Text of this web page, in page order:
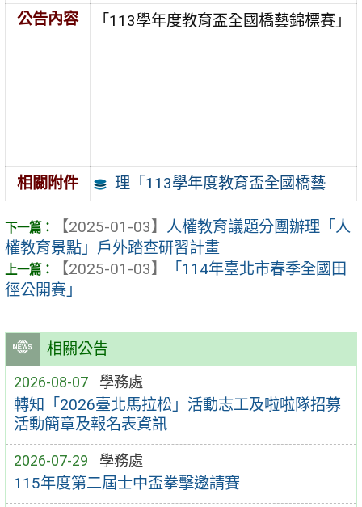
相關公告
2026-08-07 學務處
轉知「2026臺北馬拉松」活動志工及啦啦隊招募
活動簡章及報名表資訊
2026-07-29 學務處
115年度第二屆士中盃拳擊邀請賽
公告內容
「113學年度教育盃全國橋藝錦標賽」
相關附件 理「113學年度教育盃全國橋藝
【2025-01-03】 人權教育議題分團辦理「人
權教育景點」戶外踏查研習計畫
【2025-01-03】
「114年臺北市春季全國田
徑公開賽」